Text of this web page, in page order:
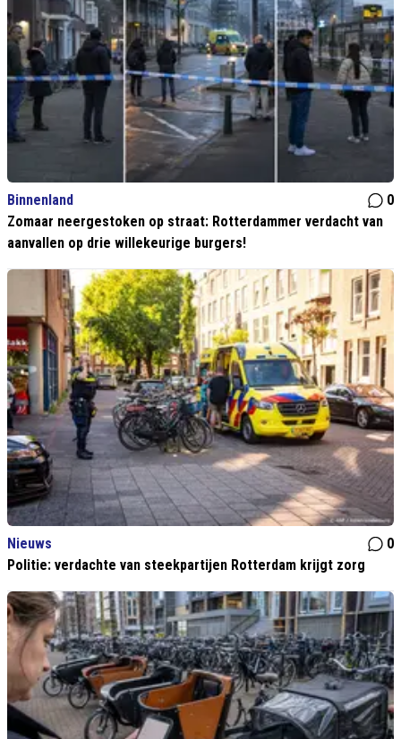
Binnenland
0
Zomaar neergestoken op straat: Rotterdammer verdacht van
aanvallen op drie willekeurige burgers!
Nieuws
0
Politie: verdachte van steekpartijen Rotterdam krijgt zorg